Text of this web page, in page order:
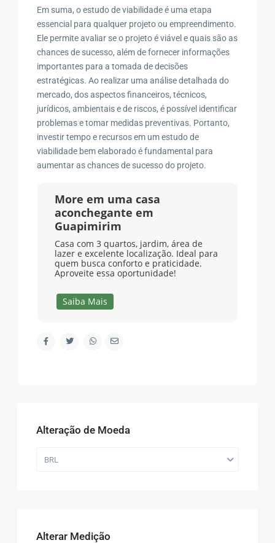
Em suma, o estudo de viabilidade é uma etapa
essencial para qualquer projeto ou empreendimento.
Ele permite avaliar se o projeto é viável e quais são as
chances de sucesso, além de fornecer informações
importantes para a tomada de decisões
estratégicas. Ao realizar uma análise detalhada do
mercado, dos aspectos financeiros, técnicos,
jurídicos, ambientais e de riscos, é possível identificar
problemas e tomar medidas preventivas. Portanto,
investir tempo e recursos em um estudo de
viabilidade bem elaborado é fundamental para
aumentar as chances de sucesso do projeto.
More em uma casa
aconchegante em
Guapimirim
Casa com 3 quartos, jardim, área de
lazer e excelente localização. Ideal para
quem busca conforto e praticidade.
Aproveite essa oportunidade!
Saiba Mais
Alteração de Moeda
BRL
Alterar Medição